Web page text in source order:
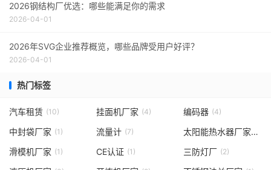
2026钢结构厂优选：哪些能满足你的需求
2026-04-01
2026年SVG企业推荐概览，哪些品牌受用户好评？
2026-04-01
热门标签
汽车租赁 (10) 挂面机厂家 (4) 编码器 (4)
中封袋厂家 (1) 流量计 (7) 太阳能热水器厂家
(1)
滑模机厂家 (1) CE认证 (1) 三防灯厂 (2)